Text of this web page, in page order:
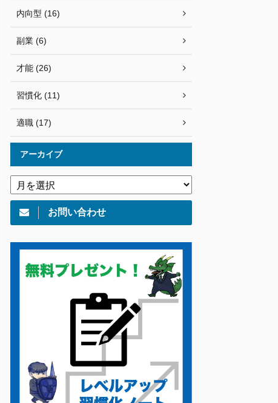
内向型 (16)
副業 (6)
才能 (26)
習慣化 (11)
適職 (17)
アーカイブ
お問い合わせ